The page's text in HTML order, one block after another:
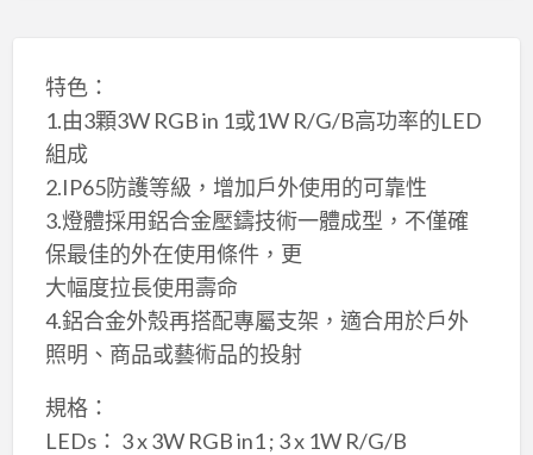
特色：
1.由3顆3W RGB in 1或1W R/G/B高功率的LED
組成
2.IP65防護等級，增加戶外使用的可靠性
3.燈體採用鋁合金壓鑄技術一體成型，不僅確
保最佳的外在使用條件，更
大幅度拉長使用壽命
4.鋁合金外殼再搭配專屬支架，適合用於戶外
照明、商品或藝術品的投射
規格：
LEDs： 3 x 3W RGB in1 ; 3 x 1W R/G/B